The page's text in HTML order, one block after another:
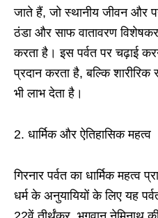
जाते हैं, जो स्थानीय जीवन और
ठंडा और साफ वातावरण विशेषकर
करता है। इस पर्वत पर चढ़ाई
प्रदान करता है, बल्कि
भी लाभ देता है।
2. धार्मिक और ऐतिहासिक महत्व
गिरनार पर्वत का धार्मिक
धर्म के अनुयायियों के लिए यह